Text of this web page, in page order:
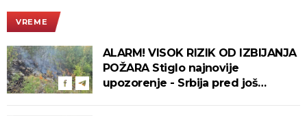
VREME
ALARM! VISOK RIZIK OD IZBIJANJA
POŽARA Stiglo najnovije
upozorenje - Srbija pred još